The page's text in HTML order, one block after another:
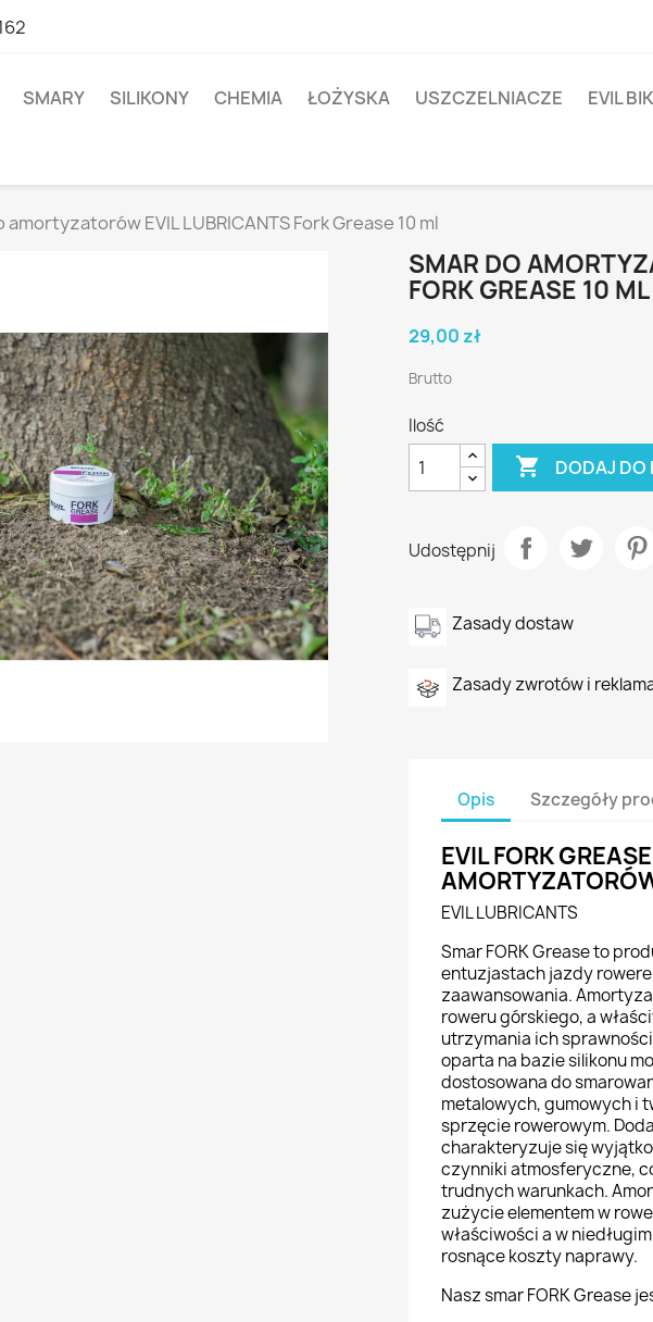
SMARY SILIKONY CHEMIA ŁOŻYSKA USZCZELNIACZE EVIL
amortyzatorów EVIL LUBRICANTS Fork Grease 10 ml
SMAR DO
FORK GREASE 10 ML
29,00 zł
Brutto
Ilość
 DODAJ DO
Udostępnij
Zasady dostaw
Zasady zwrotów i
Opis Szczegóły
EVIL FORK
EVIL LUBRICANTS
Smar FORK Grease to
entuzjastach jazdy
zaawansowania.
roweru górskiego, a
utrzymania ich
oparta na bazie silikonu
dostosowana do
metalowych, gumowych i
sprzęcie rowerowym.
charakteryzuje się
czynniki atmosferyczne,
trudnych warunkach.
zużycie elementem w
właściwości a w
rosnące koszty naprawy.
Nasz smar FORK Grease